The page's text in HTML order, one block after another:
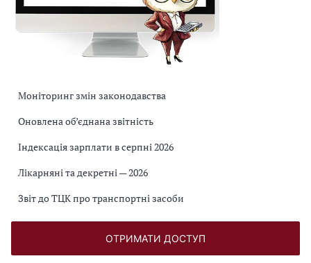
Моніторинг змін законодавства
Оновлена об’єднана звітність
Індексація зарплати в серпні 2026
Лікарняні та декретні — 2026
Звіт до ТЦК про транспортні засоби
ОТРИМАТИ ДОСТУП